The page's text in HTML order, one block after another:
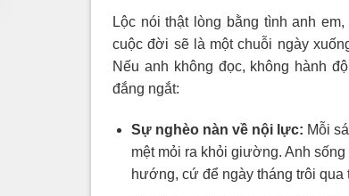
Lộc nói thật lòng bằng tình anh
cuộc đời sẽ là một chuỗi ngày
Nếu anh không đọc, không hành
đắng ngắt:
Sự nghèo nàn về nội lực: Mỗi
mệt mỏi ra khỏi giường. Anh
hướng, cứ để ngày tháng trôi